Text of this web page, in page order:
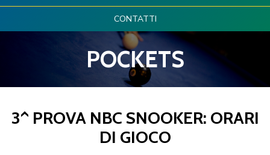
CONTATTI
POCKETS
3^ PROVA NBC SNOOKER: ORARI
DI GIOCO